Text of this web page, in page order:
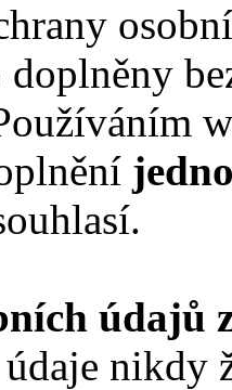
doplněny
údajů
nikdy